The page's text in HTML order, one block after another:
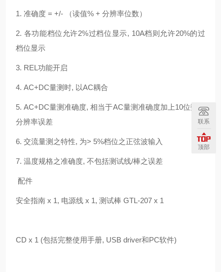
1. 准确度 = +/- （读值% + 分辨率位数）
2. 各功能档位允许2%过档位显示, 10A档则允许20%的过
档位显示
3. REL功能开启
4. AC+DC量测时, 以AC耦合
5. AC+DC量测准确度, 相当于AC量测准确度加上10位数的
分辨率误差
6. 交流量测之特性, 为> 5%档位之正弦波输入
7. 温度规格之准确度, 不包括测试线/棒之误差
配件
安全指南 x 1, 电源线 x 1, 测试棒 GTL-207 x 1
CD x 1 (包括完整使用手册, USB driver和PC软件)
联系
顶部